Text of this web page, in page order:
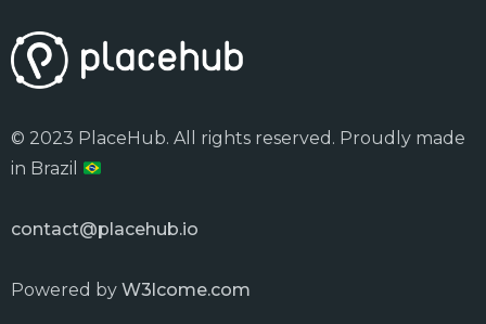
© 2023 PlaceHub. All rights reserved. Proudly made
in Brazil
contact@placehub.io
Powered by W3lcome.com